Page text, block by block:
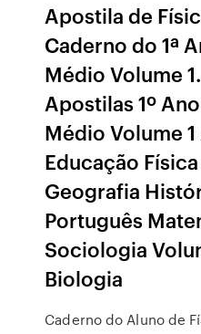
Apostila de
Caderno do 1ª
Médio Volume
Apostilas 1º
Médio Volume
Educação
Geografia
Português
Sociologia
Biologia
Caderno do Aluno de